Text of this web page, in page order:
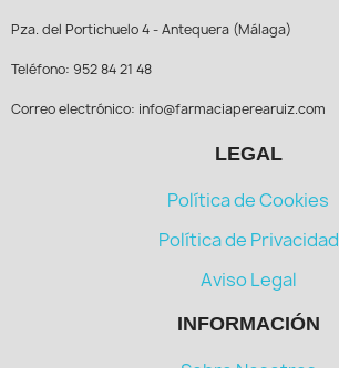
Pza. del Portichuelo 4 - Antequera (Málaga)
Teléfono: 952 84 21 48
Correo electrónico: info@farmaciaperearuiz.com
LEGAL
Política de Cookies
Política de Privacidad
Aviso Legal
INFORMACIÓN